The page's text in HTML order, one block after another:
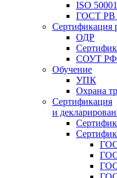
ISO 50001
ГОСТ РВ
Сертификация
ОДР
СОУТ РФ
Обучение
УПК
Охрана
Сертификация
и